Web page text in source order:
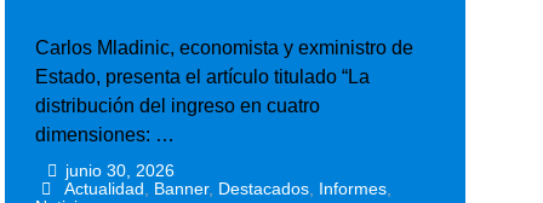
Carlos Mladinic, economista y exministro de
Estado, presenta el artículo titulado “La
distribución del ingreso en cuatro
dimensiones: …
junio 30, 2026
Actualidad Banner, Destacados, Informes,